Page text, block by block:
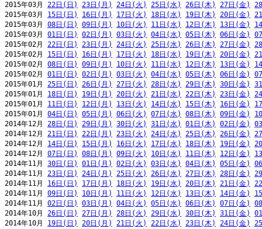
2015年03月 22日(日) 23日(月) 24日(火) 25日(水) 26日(木) 27日(金)
2015年03月 15日(日) 16日(月) 17日(火) 18日(水) 19日(木) 20日(金)
2015年03月 08日(日) 09日(月) 10日(火) 11日(水) 12日(木) 13日(金)
2015年03月 01日(日) 02日(月) 03日(火) 04日(水) 05日(木) 06日(金)
2015年02月 22日(日) 23日(月) 24日(火) 25日(水) 26日(木) 27日(金)
2015年02月 15日(日) 16日(月) 17日(火) 18日(水) 19日(木) 20日(金)
2015年02月 08日(日) 09日(月) 10日(火) 11日(水) 12日(木) 13日(金)
2015年02月 01日(日) 02日(月) 03日(火) 04日(水) 05日(木) 06日(金)
2015年01月 25日(日) 26日(月) 27日(火) 28日(水) 29日(木) 30日(金)
2015年01月 18日(日) 19日(月) 20日(火) 21日(水) 22日(木) 23日(金)
2015年01月 11日(日) 12日(月) 13日(火) 14日(水) 15日(木) 16日(金)
2015年01月 04日(日) 05日(月) 06日(火) 07日(水) 08日(木) 09日(金)
2014年12月 28日(日) 29日(月) 30日(火) 31日(水) 01日(木) 02日(金)
2014年12月 21日(日) 22日(月) 23日(火) 24日(水) 25日(木) 26日(金)
2014年12月 14日(日) 15日(月) 16日(火) 17日(水) 18日(木) 19日(金)
2014年12月 07日(日) 08日(月) 09日(火) 10日(水) 11日(木) 12日(金)
2014年11月 30日(日) 01日(月) 02日(火) 03日(水) 04日(木) 05日(金)
2014年11月 23日(日) 24日(月) 25日(火) 26日(水) 27日(木) 28日(金)
2014年11月 16日(日) 17日(月) 18日(火) 19日(水) 20日(木) 21日(金)
2014年11月 09日(日) 10日(月) 11日(火) 12日(水) 13日(木) 14日(金)
2014年11月 02日(日) 03日(月) 04日(火) 05日(水) 06日(木) 07日(金)
2014年10月 26日(日) 27日(月) 28日(火) 29日(水) 30日(木) 31日(金)
2014年10月 19日(日) 20日(月) 21日(火) 22日(水) 23日(木) 24日(金)